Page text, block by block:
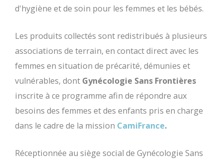
d'hygiène et de soin pour les femmes et les bébés.
Les produits collectés sont redistribués à plusieurs
associations de terrain, en contact direct avec les
femmes en situation de précarité, démunies et
vulnérables, dont Gynécologie Sans Frontières
inscrite à ce programme afin de répondre aux
besoins des femmes et des enfants pris en charge
dans le cadre de la mission CamiFrance.
Réceptionnée au siège social de Gynécologie Sans